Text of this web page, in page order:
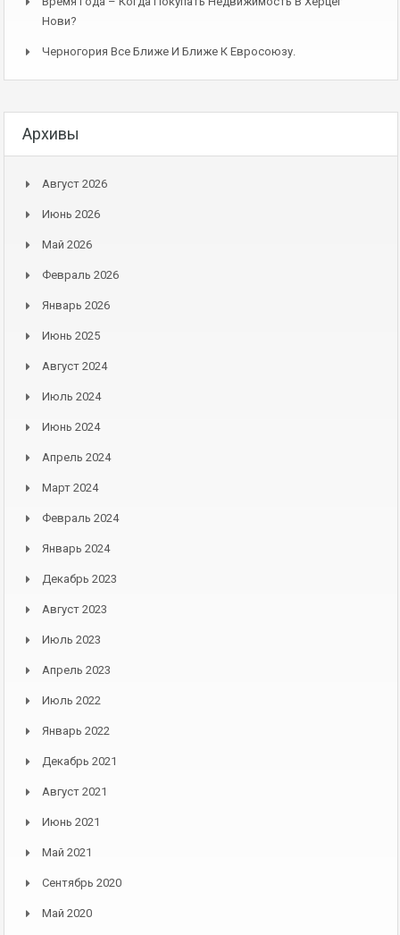
Нови?
Черногория Все Ближе И Ближе К Евросоюзу.
Архивы
Август 2026
Июнь 2026
Май 2026
Февраль 2026
Январь 2026
Июнь 2025
Август 2024
Июль 2024
Июнь 2024
Апрель 2024
Март 2024
Февраль 2024
Январь 2024
Декабрь 2023
Август 2023
Июль 2023
Апрель 2023
Июль 2022
Январь 2022
Декабрь 2021
Август 2021
Июнь 2021
Май 2021
Сентябрь 2020
Май 2020